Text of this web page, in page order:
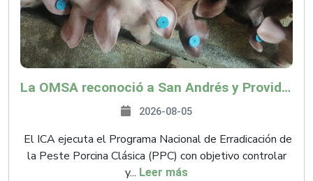
La OMSA reconoció a San Andrés y Providencia como zona libre de Peste Porcina Clásica (PPC)
2026-08-05
El ICA ejecuta el Programa Nacional de Erradicación de
la Peste Porcina Clásica (PPC) con objetivo controlar
y... Leer más